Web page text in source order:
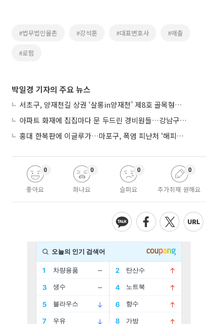
#법무법인율촌 #강석훈 #대표변호사 #매출
#로펌
박일경 기자의 주요 뉴스
서초구, 양재천길 상권 ‘살롱in양재천’ 제8호 골목형상점가 지정
아파트 화재에 집집마다 문 두드린 경비원들…강남구 감사장 수여
홍대 한복판에 이글루가…마포구, 폭염 피난처 ‘해피소’ 운영
좋아요
0
화나요
0
슬퍼요
0
추가취재 원해요
0